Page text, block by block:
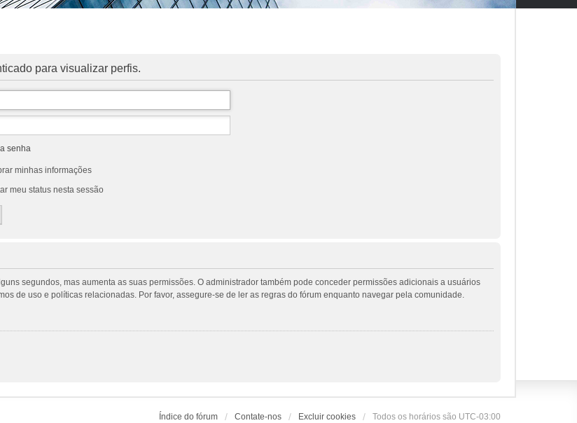
para visualizar perfis.
senha
minhas informações
meu status nesta sessão
segundos, mas aumenta as suas permissões. O administrador também pode conceder permissões adicionais a usuários
de uso e políticas relacionadas. Por favor, assegure-se de ler as regras do fórum enquanto navegar pela comunidade.
Índice do fórum Contate-nos Excluir cookies Todos os horários são UTC-03:00